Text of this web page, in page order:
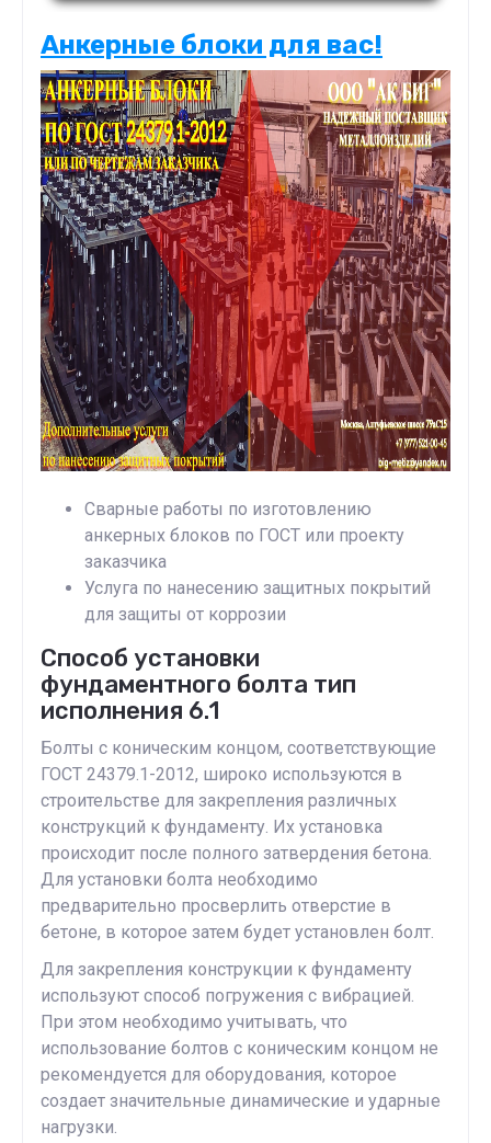
Анкерные блоки для вас!
Сварные работы по изготовлению
анкерных блоков по ГОСТ или проекту
заказчика
Услуга по нанесению защитных покрытий
для защиты от коррозии
Способ установки
фундаментного болта тип
исполнения 6.1
Болты с коническим концом, соответствующие
ГОСТ 24379.1-2012, широко используются в
строительстве для закрепления различных
конструкций к фундаменту. Их установка
происходит после полного затвердения бетона.
Для установки болта необходимо
предварительно просверлить отверстие в
бетоне, в которое затем будет установлен болт.
Для закрепления конструкции к фундаменту
используют способ погружения с вибрацией.
При этом необходимо учитывать, что
использование болтов с коническим концом не
рекомендуется для оборудования, которое
создает значительные динамические и ударные
нагрузки.